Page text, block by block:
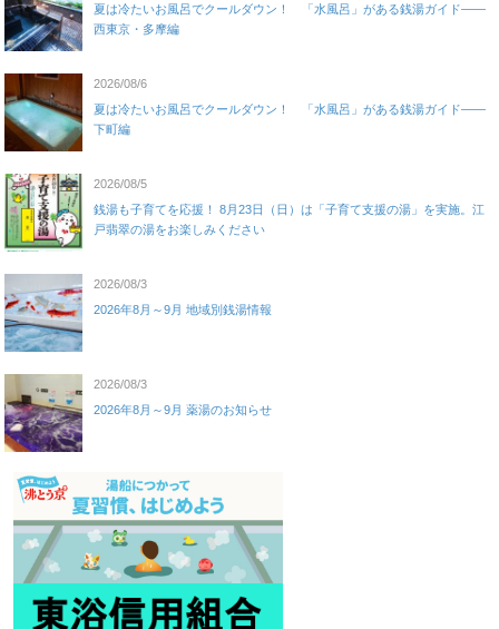
夏は冷たいお風呂でクールダウン！ 「水風呂」がある銭湯ガイド——
西東京・多摩編
2026/08/6
夏は冷たいお風呂でクールダウン！ 「水風呂」がある銭湯ガイド——
下町編
2026/08/5
銭湯も子育てを応援！ 8月23日（日）は「子育て支援の湯」を実施。江
戸翡翠の湯をお楽しみください
2026/08/3
2026年8月～9月 地域別銭湯情報
2026/08/3
2026年8月～9月 薬湯のお知らせ